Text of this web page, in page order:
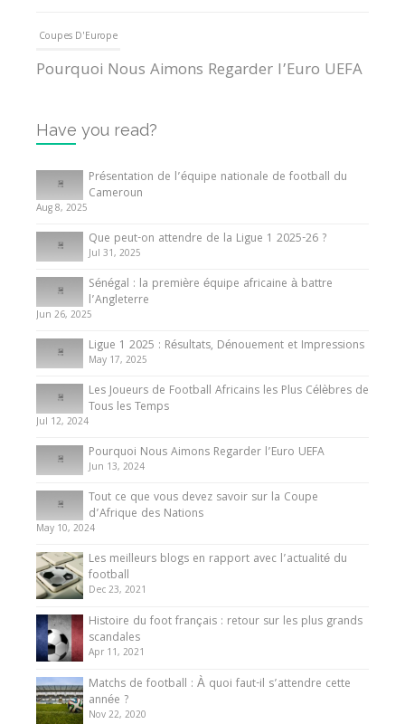
Coupes D'Europe
Pourquoi Nous Aimons Regarder l’Euro UEFA
Internationales
Tout ce que vous devez savoir sur la Coupe
d’Afrique des Nations
10 May 2024
Internationales
Présentation de l’équipe nationale de football
du Cameroun
8 August 2025
Have you read?
Présentation de l’équipe nationale de football du
Cameroun
Aug 8, 2025
Que peut-on attendre de la Ligue 1 2025-26 ?
Jul 31, 2025
Sénégal : la première équipe africaine à battre
l’Angleterre
Jun 26, 2025
Ligue 1 2025 : Résultats, Dénouement et Impressions
May 17, 2025
Les Joueurs de Football Africains les Plus Célèbres de
Tous les Temps
Jul 12, 2024
Pourquoi Nous Aimons Regarder l’Euro UEFA
Jun 13, 2024
Tout ce que vous devez savoir sur la Coupe
d’Afrique des Nations
May 10, 2024
Les meilleurs blogs en rapport avec l’actualité du
football
Dec 23, 2021
Histoire du foot français : retour sur les plus grands
scandales
Apr 11, 2021
Matchs de football : À quoi faut-il s’attendre cette
année ?
Nov 22, 2020